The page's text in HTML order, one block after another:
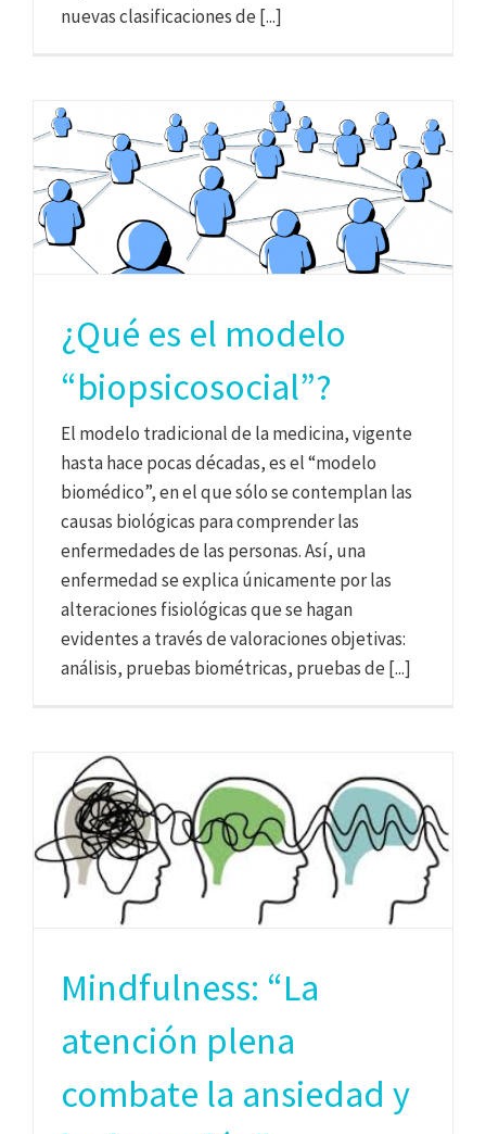
nuevas clasificaciones de [...]
¿Qué es el modelo
“biopsicosocial”?
El modelo tradicional de la medicina, vigente
hasta hace pocas décadas, es el “modelo
biomédico”, en el que sólo se contemplan las
causas biológicas para comprender las
enfermedades de las personas. Así, una
enfermedad se explica únicamente por las
alteraciones fisiológicas que se hagan
evidentes a través de valoraciones objetivas:
análisis, pruebas biométricas, pruebas de [...]
Mindfulness: “La
atención plena
combate la ansiedad y